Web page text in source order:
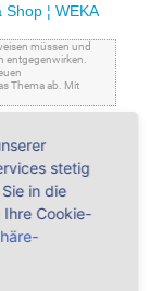
¦ WEKA
müssen und
Thema ab. Mit
¦ WEKA
bearbeitet. Aus
in die ATV DIN
stetig
in die
Ihre Cookie-